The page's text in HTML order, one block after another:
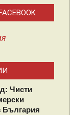
Чисти
България